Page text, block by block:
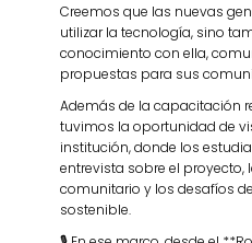
Creemos que las nuevas
utilizar la tecnología, sino
conocimiento con ella,
propuestas para sus
Además de la capacitación
tuvimos la oportunidad de
institución, donde los
entrevista sobre el proyecto,
comunitario y los desafíos
sostenible.